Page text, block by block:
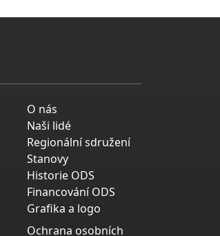
O nás
Naši lidé
Regionální sdružení
Stanovy
Historie ODS
Financování ODS
Grafika a logo
Ochrana osobních